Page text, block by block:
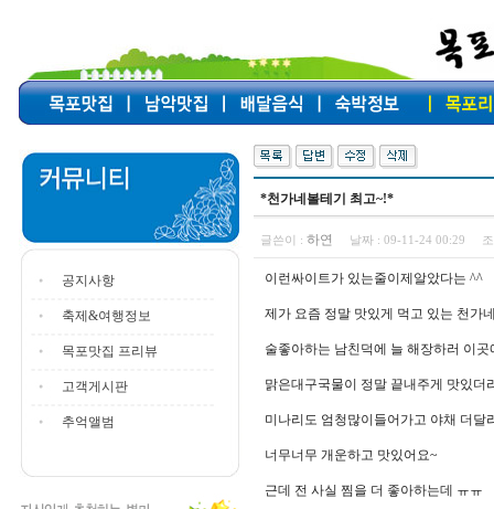
공지사항
축제&여행정보
목포맛집 프리뷰
고객게시판
추억앨범
*천가네볼테기 최고~!*
글쓴이 : 하연 날짜 : 09-11-24 00:29
이런싸이트가 있는줄이제알았다는 ^^
제가 요즘 정말 맛있게 먹고 있는 천가
술좋아하는 남친덕에 늘 해장하러 이곳
맑은대구국물이 정말 끝내주게 맛있더
미나리도 엄청많이들어가고 야채 더달
너무너무 개운하고 맛있어요~
근데 전 사실 찜을 더 좋아하는데 ㅠㅠ